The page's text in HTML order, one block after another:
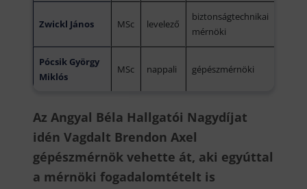
Zwickl János MSc levelező
biztonságtechnikai
mérnöki
Pócsik György
Miklós
MSc nappali gépészmérnöki
Az Angyal Béla Hallgatói Nagydíjat
idén Vagdalt Brendon Axel
gépészmérnök vehette át, aki egyúttal
a mérnöki fogadalomtételt is